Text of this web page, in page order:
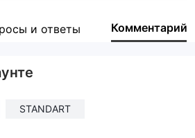
и ответы Комментарий
STANDART